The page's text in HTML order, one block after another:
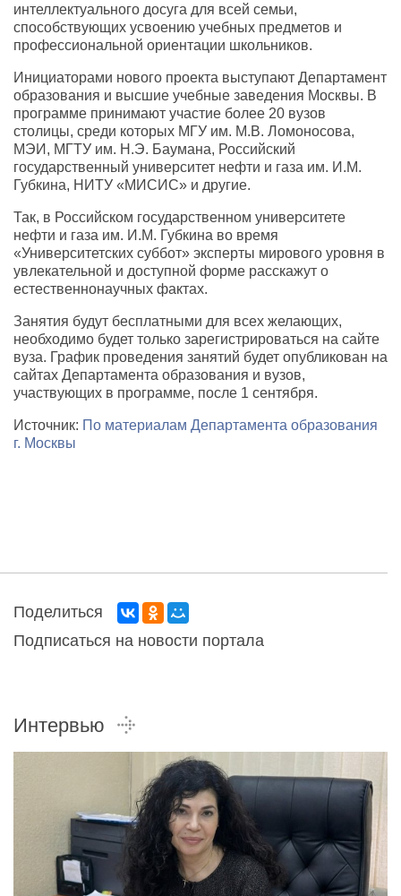
интеллектуального досуга для всей семьи,
способствующих усвоению учебных предметов и
профессиональной ориентации школьников.
Инициаторами нового проекта выступают Департамент
образования и высшие учебные заведения Москвы. В
программе принимают участие более 20 вузов
столицы, среди которых МГУ им. М.В. Ломоносова,
МЭИ, МГТУ им. Н.Э. Баумана, Российский
государственный университет нефти и газа им. И.М.
Губкина, НИТУ «МИСИС» и другие.
Так, в Российском государственном университете
нефти и газа им. И.М. Губкина во время
«Университетских суббот» эксперты мирового уровня в
увлекательной и доступной форме расскажут о
естественнонаучных фактах.
Занятия будут бесплатными для всех желающих,
необходимо будет только зарегистрироваться на сайте
вуза. График проведения занятий будет опубликован на
сайтах Департамента образования и вузов,
участвующих в программе, после 1 сентября.
Источник: По материалам Департамента образования
г. Москвы
Поделиться
Подписаться на новости портала
Интервью